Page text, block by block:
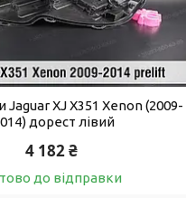
Jaguar XJ X351 Xenon (2009-
дорест лівий
4 182 ₴
до відправки